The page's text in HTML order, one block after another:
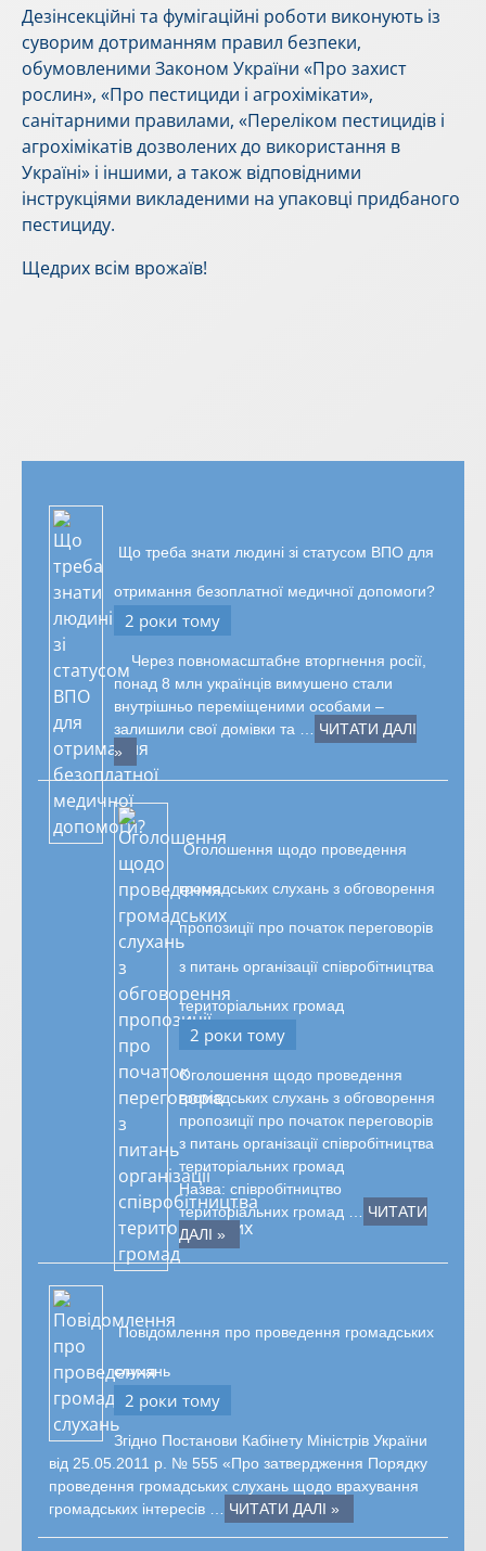
Дезінсекційні та фумігаційні роботи виконують із
суворим дотриманням правил безпеки,
обумовленими Законом України «Про захист
рослин», «Про пестициди і агрохімікати»,
санітарними правилами, «Переліком пестицидів і
агрохімікатів дозволених до використання в
Україні» і іншими, а також відповідними
інструкціями викладеними на упаковці придбаного
пестициду.
Щедрих всім врожаїв!
Що треба знати людині зі статусом ВПО для
отримання безоплатної медичної допомоги?
2 роки тому
Через повномасштабне вторгнення росії,
понад 8 млн українців вимушено стали
внутрішньо переміщеними особами –
залишили свої домівки та …
ЧИТАТИ ДАЛІ
»
Оголошення щодо проведення
громадських слухань з обговорення
пропозиції про початок переговорів
з питань організації співробітництва
територіальних громад
2 роки тому
Оголошення щодо проведення
громадських слухань з обговорення
пропозиції про початок переговорів
з питань організації співробітництва
територіальних громад
Назва: співробітництво
територіальних громад …
ЧИТАТИ
ДАЛІ »
Повідомлення про проведення громадських
слухань
2 роки тому
Згідно Постанови Кабінету Міністрів України
від 25.05.2011 р. № 555 «Про затвердження Порядку
проведення громадських слухань щодо врахування
громадських інтересів …
ЧИТАТИ ДАЛІ »